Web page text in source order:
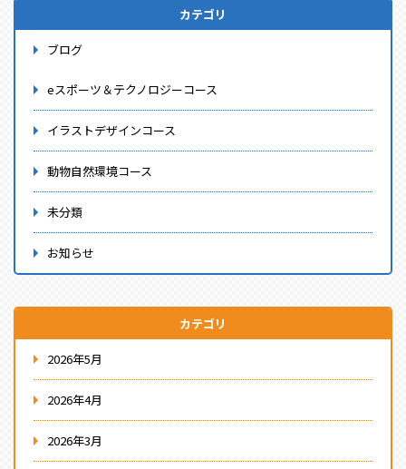
カテゴリ
ブログ
eスポーツ＆テクノロジーコース
イラストデザインコース
動物自然環境コース
未分類
お知らせ
カテゴリ
2026年5月
2026年4月
2026年3月